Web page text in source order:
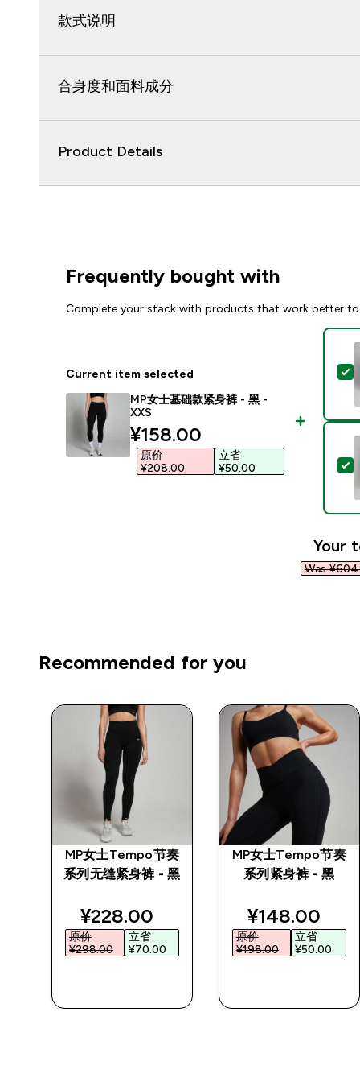
款式说明
合身度和面料成分
Product Details
Frequently bought with
Complete your stack with products that work better
Current item selected
MP女士基础款紧身裤 - 黑 -
XXS
discounted price
¥158.00‎
原价
¥208.00‎
立省
¥50.00‎
Your
Was
Recommended for you
MP女士Tempo节奏
系列无缝紧身裤 - 黑
discounted price
¥228.00‎
原价
¥298.00‎
立省
¥70.00‎
MP女士Tempo节奏
系列紧身裤 - 黑
discounted
¥148.00‎
原价
¥198.00‎
立省
¥50.00‎